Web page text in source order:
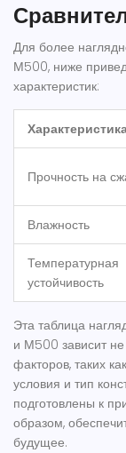
Для более
М500, ниже
характеристик:
Прочность на
Влажность
Температурная
устойчивость
Эта таблица
и М500 зависит
факторов, таких
условия и тип
подготовлены к
образом,
будущее.